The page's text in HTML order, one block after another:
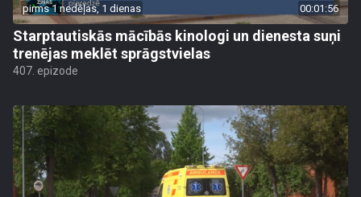
pirms 1 nedēļas, 1 dienas 00:01:56
Starptautiskās mācībās kinologi un dienesta suņi
trenējas meklēt sprāgstvielas
407. epizode